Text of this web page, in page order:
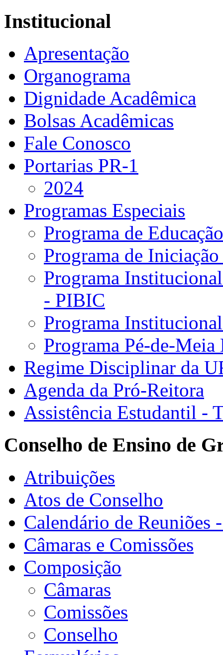
Institucional
Apresentação
Organograma
Dignidade Acadêmica
Bolsas Acadêmicas
Fale Conosco
Portarias PR-1
2024
Programas Especiais
Programa de
Programa de
Programa
- PIBIC
Programa
Programa Pé-de-
Regime Disciplinar da
Agenda da Pró-Reitora
Assistência Estudantil -
Conselho de Ensino de
Atribuições
Atos de Conselho
Calendário de Reuniões
Câmaras e Comissões
Composição
Câmaras
Comissões
Conselho